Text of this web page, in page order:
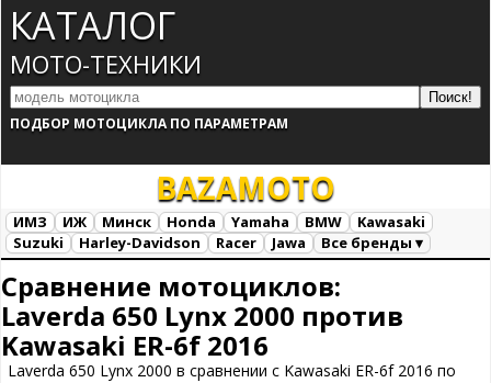
КАТАЛОГ
МОТО-ТЕХНИКИ
ПОДБОР МОТОЦИКЛА ПО ПАРАМЕТРАМ
BAZAMOTO
ИМЗ ИЖ Минск Honda Yamaha BMW
Kawasaki
Suzuki
Harley-Davidson Racer Jawa
Все бренды ▾
Сравнение мотоциклов:
Laverda 650 Lynx 2000 против
Kawasaki ER-6f 2016
Laverda 650 Lynx 2000 в сравнении с Kawasaki ER-6f 2016 по